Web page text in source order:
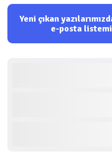
Yeni çıkan
e-posta